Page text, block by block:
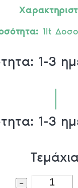
1lt
1-3
1-3
–
Λάδι